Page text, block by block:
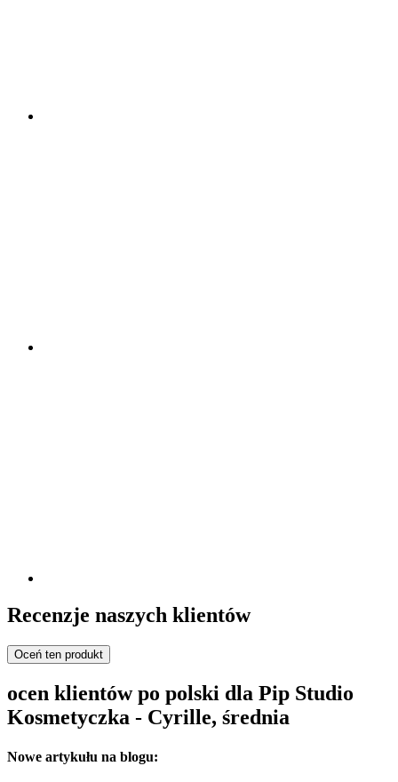
Recenzje naszych klientów
Oceń ten produkt
ocen klientów po polski dla Pip Studio
Kosmetyczka - Cyrille, średnia
Nowe artykułu na blogu: